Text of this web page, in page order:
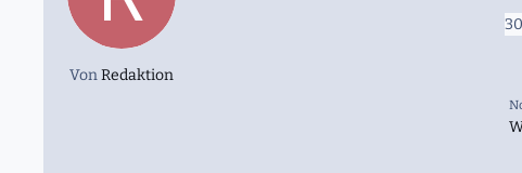
VonRedaktion